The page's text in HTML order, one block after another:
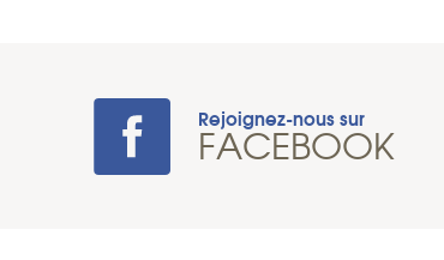
Rejoignez-nous sur
FACEBOOK